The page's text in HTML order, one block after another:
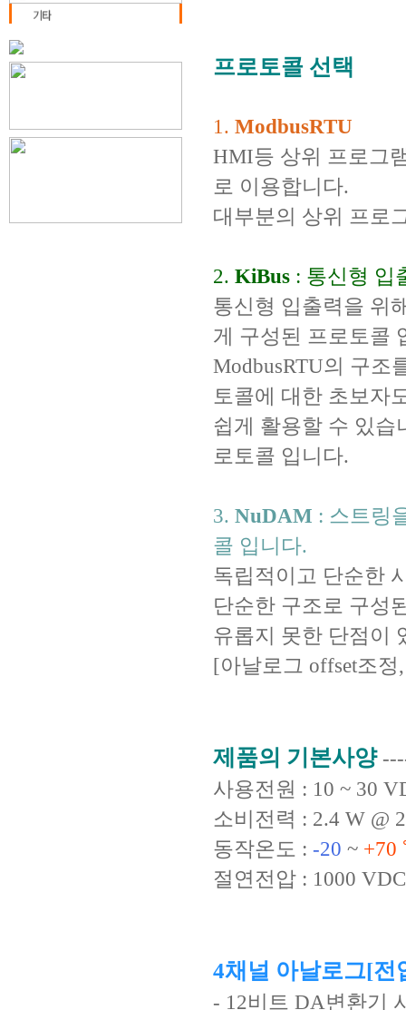
프로토콜 선택
1. ModbusRTU
HMI등 상위 프로그
로 이용합니다.
대부분의 상위 프로
2. KiBus : 통신형 입
통신형 입출력을 위
게 구성된 프로토콜
ModbusRTU의 구조
토콜에 대한 초보자
쉽게 활용할 수 있습
로토콜 입니다.
3. NuDAM : 스트링
콜 입니다.
독립적이고 단순한
단순한 구조로 구성
유롭지 못한 단점이
[아날로그 offset조
제품의 기본사양
사용전원 : 10 ~ 30
소비전력 : 2.4 W @
동작온도 : -20 ~
절연전압 : 1000 VDC
4채널 아날로그[전
- 12비트 DA변환기